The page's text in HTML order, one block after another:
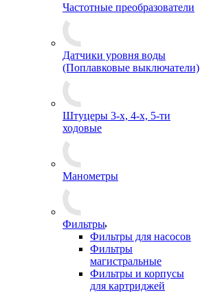
Частотные преобразователи
Датчики уровня воды
(Поплавковые выключатели)
Штуцеры 3-х, 4-х, 5-ти
ходовые
Манометры
Фильтры
Фильтры для насосов
Фильтры
магистральные
Фильтры и корпусы
для картриджей